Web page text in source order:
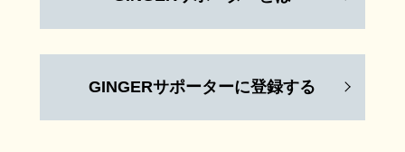
GINGERサポーターに登録する